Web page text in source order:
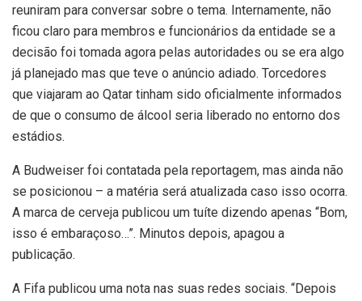
reuniram para conversar sobre o tema. Internamente, não
ficou claro para membros e funcionários da entidade se a
decisão foi tomada agora pelas autoridades ou se era algo
já planejado mas que teve o anúncio adiado. Torcedores
que viajaram ao Qatar tinham sido oficialmente informados
de que o consumo de álcool seria liberado no entorno dos
estádios.
A Budweiser foi contatada pela reportagem, mas ainda não
se posicionou – a matéria será atualizada caso isso ocorra.
A marca de cerveja publicou um tuíte dizendo apenas “Bom,
isso é embaraçoso…”. Minutos depois, apagou a
publicação.
A Fifa publicou uma nota nas suas redes sociais. “Depois